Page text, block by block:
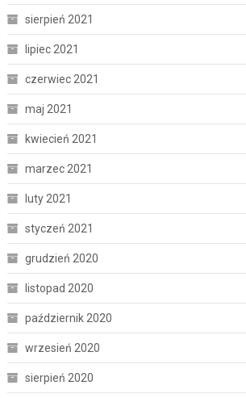
sierpień 2021
lipiec 2021
czerwiec 2021
maj 2021
kwiecień 2021
marzec 2021
luty 2021
styczeń 2021
grudzień 2020
listopad 2020
październik 2020
wrzesień 2020
sierpień 2020